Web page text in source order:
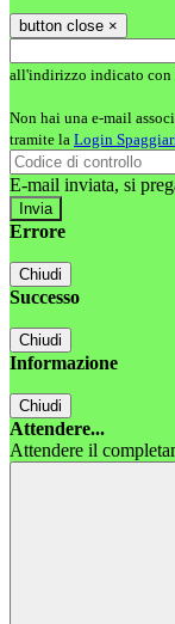
button close ×
all'indirizzo indicato con
Non hai una e-mail
tramite la Login
E-mail inviata, si
Errore
Chiudi
Successo
Chiudi
Informazione
Chiudi
Attendere...
Attendere il